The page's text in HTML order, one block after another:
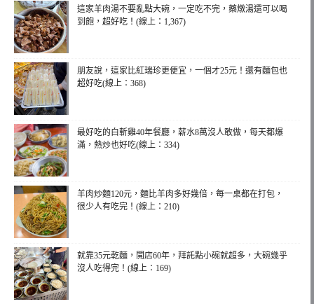
這家羊肉湯不要亂點大碗，一定吃不完，藥燉湯還可以喝
到飽，超好吃！(線上：1,367)
朋友說，這家比紅瑞珍更便宜，一個才25元！還有麵包也
超好吃(線上：368)
最好吃的白斬雞40年餐廳，薪水8萬沒人敢做，每天都爆
滿，熱炒也好吃(線上：334)
羊肉炒麵120元，麵比羊肉多好幾倍，每一桌都在打包，
很少人有吃完！(線上：210)
就靠35元乾麵，開店60年，拜託點小碗就超多，大碗幾乎
沒人吃得完！(線上：169)